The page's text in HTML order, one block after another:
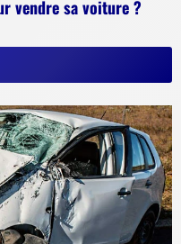
vendre sa voiture ?